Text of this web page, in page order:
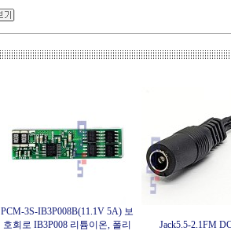
PCM-3S-IB3P008B(11.1V 5A) 보
호회로 IB3P008 리튬이온, 폴리
Jack5.5-2.1FM